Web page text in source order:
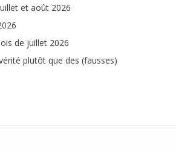
et août 2026
de juillet 2026
plutôt que des (fausses)